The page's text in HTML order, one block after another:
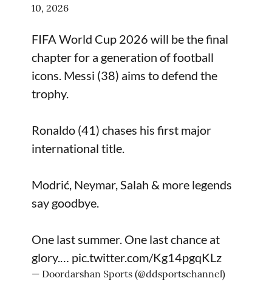
10, 2026
FIFA World Cup 2026 will be the final
chapter for a generation of football
icons. Messi (38) aims to defend the
trophy.
Ronaldo (41) chases his first major
international title.
Modrić, Neymar, Salah & more legends
say goodbye.
One last summer. One last chance at
glory.… pic.twitter.com/Kg14pgqKLz
— Doordarshan Sports (@ddsportschannel)